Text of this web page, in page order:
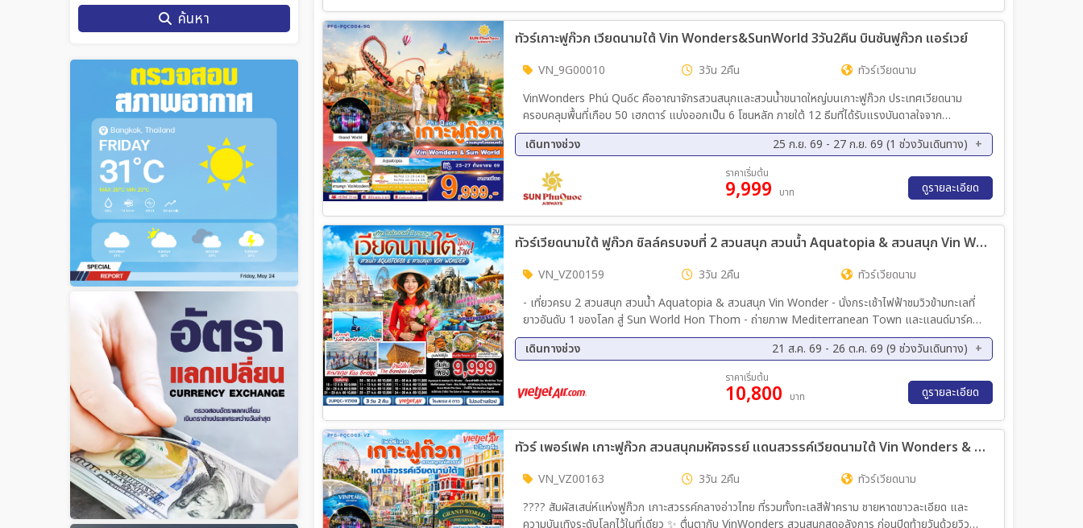
ค้นหา
25 ต.ค. 69 - 27 ต.ค. 69
ทัวร์เกาะฟูก๊วก เวียดนามใต้ Vin Wonders&SunWorld 3วัน2คืน บินซันฟูก๊วก แอร์เวย์
VN_9G00010 3วัน 2คืน
ทัวร์เวียดนาม
VinWonders Phú Quốc คืออาณาจักรสวนสนุกและสวนน้ำขนาดใหญ่บนเกาะฟูก๊วก ประเทศเวียดนาม
ครอบคลุมพื้นที่เกือบ 50 เฮกตาร์ แบ่งออกเป็น 6 โซนหลัก ภายใต้ 12 ธีมที่ได้รับแรงบันดาลใจจาก
อารยธรรมและโลกแห่งจินตนาการ ภายในรวบรวมเครื่องเล่นสุดตื่นเต้น สวนน้ำ เมืองจำลองสไตล์ยุโรป หมู่
บ้านไวกิ้ง โลกเทพนิยาย และพิพิธภัณฑ์สัตว์น้ำรูปเต่าขนาดใหญ่ “The Sea Shell” พร้อมการแสดงแสง สี
เสียงระดับโลก เหมาะสำหรับนักท่องเที่ยวทุกวัยที่ต้องการสัมผัสความสนุกและความมหัศจรรย์ครบจบในสถาน
ที่เดียว
เดินทางช่วง
25 ก.ย. 69 - 27 ก.ย. 69 (1 ช่วงวันเดินทาง)
25 ก.ย. 69 - 27 ก.ย. 69
ราคาเริ่มต้น
9,999 บาท ดูรายละเอียด
ทัวร์เวียดนามใต้ ฟูก๊วก ชิลล์ครบจบที่ 2 สวนสนุก สวนน้ำ Aquatopia & สวนสนุก Vin Wonder (ไม่ลงร้านรัฐบาล) *บินเช้า–กลับเย็น* 3วัน 2คืน (VZ)
VN_VZ00159 3วัน 2คืน
ทัวร์เวียดนาม
- เที่ยวครบ 2 สวนสนุก สวนน้ำ Aquatopia & สวนสนุก Vin Wonder - นั่งกระเช้าไฟฟ้าชมวิวข้ามทะเลที่
ยาวอันดับ 1 ของโลก สู่ Sun World Hon Thom - ถ่ายภาพ Mediterranean Town และแลนด์มาร์ค
ใหม่ Kiss Bridge - ช้อปปิ้ง Duong Dong Night Market - เวนิสแห่งเวียดนาม Grand World Phu
Quoc - ชมงานศิลป์บ้านไม้ไผ่ The Bamboo Legend - ชมโชว์ แสง สี เสียง “The Color of Venice -
ขอพรเพิ่มความเป็นสิริมงคลที่วัดดิงเกา (Dinh Cau Shrine) -เมนู พิเศษ ขนมจีนซีฟู้ด สไตล์ เวียดนาม ,
อิ่มอร่อยไปกับบุฟเฟ่ต์ซีฟู้ด Bababa Japanese Restaurant - พักดีโรงแรมระดับ 4 ดาว VinHolidays
Fiesta - ใจกลาง Grand World
เดินทางช่วง
21 ส.ค. 69 - 26 ต.ค. 69 (9 ช่วงวันเดินทาง)
28 ส.ค. 69 - 30 ส.ค. 69
18 ก.ย. 69 - 20 ก.ย. 69
25 ก.ย. 69 - 27 ก.ย. 69
03 ต.ค. 69 - 05 ต.ค. 69
ราคาเริ่มต้น
10,800 บาท ดูรายละเอียด
ทัวร์ เพอร์เฟค เกาะฟูก๊วก สวนสนุกมหัศจรรย์ แดนสวรรค์เวียดนามใต้ Vin Wonders & Aquarium Grand world 3วัน 2คืน บิน VZ
VN_VZ00163 3วัน 2คืน
ทัวร์เวียดนาม
????️ สัมผัสเสน่ห์แห่งฟูก๊วก เกาะสวรรค์กลางอ่าวไทย ที่รวมทั้งทะเลสีฟ้าคราม ชายหาดขาวละเอียด และ
ความบันเทิงระดับโลกไว้ในที่เดียว ✨ ตื่นตากับ VinWonders สวนสนุกสุดอลังการ ก่อนปิดท้ายวันด้วยวิว